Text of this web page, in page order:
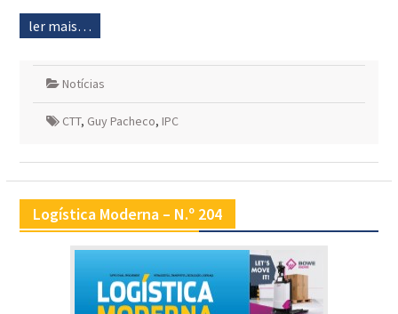
ler mais…
Notícias
CTT, Guy Pacheco, IPC
Logística Moderna – N.º 204